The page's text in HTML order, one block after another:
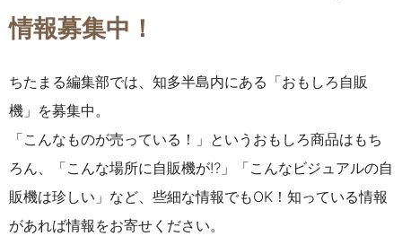
情報募集中！
ちたまる編集部では、知多半島内にある「おもしろ自販
機」を募集中。
「こんなものが売っている！」というおもしろ商品はもち
ろん、「こんな場所に自販機が⁉」「こんなビジュアルの自
販機は珍しい」など、些細な情報でもOK！知っている情報
があれば情報をお寄せください。